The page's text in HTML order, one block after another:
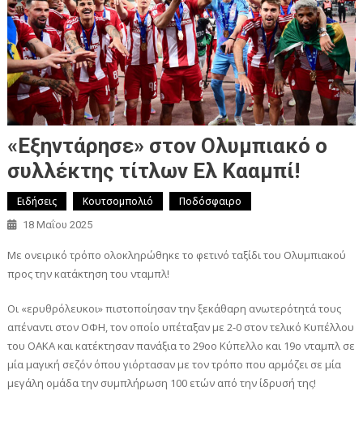
«Εξηντάρησε» στον Ολυμπιακό ο
συλλέκτης τίτλων Ελ Κααμπί!
Ειδήσεις Κουτσομπολιό Ποδόσφαιρο
18 Μαΐου 2025
Με ονειρικό τρόπο ολοκληρώθηκε το φετινό ταξίδι του Ολυμπιακού
προς την κατάκτηση του νταμπλ!
Οι «ερυθρόλευκοι» πιστοποίησαν την ξεκάθαρη ανωτερότητά τους
απέναντι στον ΟΦΗ, τον οποίο υπέταξαν με 2-0 στον τελικό Κυπέλλου
του ΟΑΚΑ και κατέκτησαν πανάξια το 29οο Κύπελλο και 19ο νταμπλ σε
μία μαγική σεζόν όπου γιόρτασαν με τον τρόπο που αρμόζει σε μία
μεγάλη ομάδα την συμπλήρωση 100 ετών από την ίδρυσή της!